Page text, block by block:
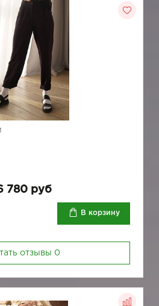
780 руб
В корзину
отзывы 0